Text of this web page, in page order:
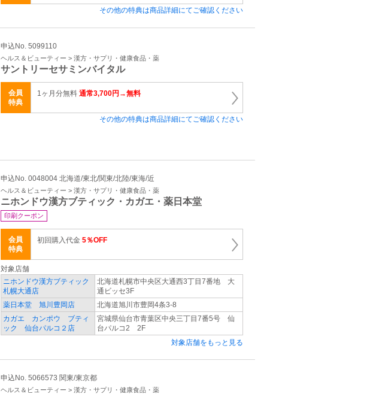
その他の特典は商品詳細にてご確認ください
申込No. 5099110
ヘルス＆ビューティー > 漢方・サプリ・健康食品・薬
サントリーセサミンバイタル
会員
特典
1ヶ月分無料 通常3,700円→無料
その他の特典は商品詳細にてご確認ください
申込No. 0048004 北海道/東北/関東/北陸/東海/近
ヘルス＆ビューティー > 漢方・サプリ・健康食品・薬
ニホンドウ漢方ブティック・カガエ・薬日本堂
印刷クーポン
会員
特典
初回購入代金 5％OFF
対象店舗
ニホンドウ漢方ブティック
札幌大通店
北海道札幌市中央区大通西3丁目7番地 大
通ビッセ3F
薬日本堂 旭川豊岡店
北海道旭川市豊岡4条3-8
カガエ カンポウ ブティ
ック 仙台パルコ２店
宮城県仙台市青葉区中央三丁目7番5号 仙
台パルコ2 2F
対象店舗をもっと見る
申込No. 5066573 関東/東京都
ヘルス＆ビューティー > 漢方・サプリ・健康食品・薬